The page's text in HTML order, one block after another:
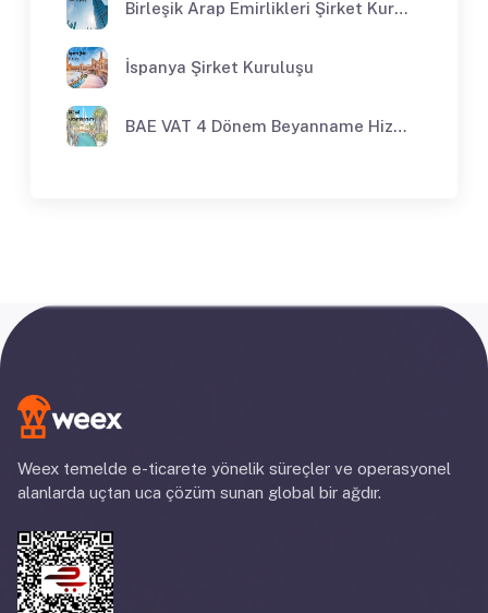
Birleşik Arap Emirlikleri Şirket Kuruluşu
İspanya Şirket Kuruluşu
BAE VAT 4 Dönem Beyanname Hizmeti
Weex temelde e-ticarete yönelik süreçler ve operasyonel
alanlarda uçtan uca çözüm sunan global bir ağdır.